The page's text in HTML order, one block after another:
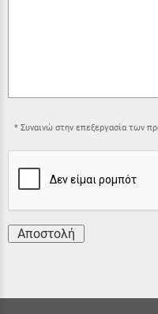
Συναινώ στην επεξεργασία των
Αποστολή